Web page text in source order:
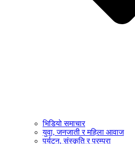
भिडियो समाचार
युवा, जनजाती र महिला आवाज
पर्यटन, संस्कृति र परम्परा